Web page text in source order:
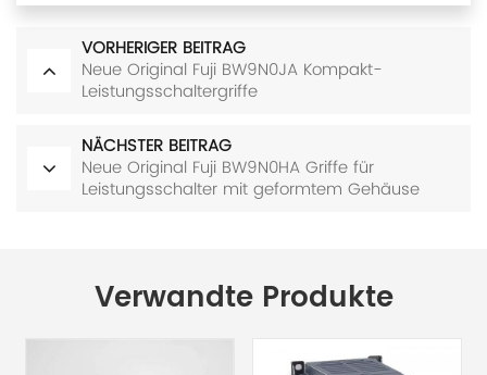
VORHERIGER BEITRAG
Neue Original Fuji BW9N0JA Kompakt-
Leistungsschaltergriffe
NÄCHSTER BEITRAG
Neue Original Fuji BW9N0HA Griffe für
Leistungsschalter mit geformtem Gehäuse
Verwandte Produkte